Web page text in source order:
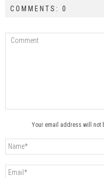
COMMENTS: 0
Your email address will not